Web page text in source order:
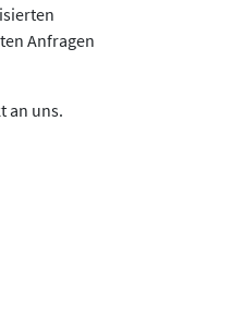
Anfragen
an uns.